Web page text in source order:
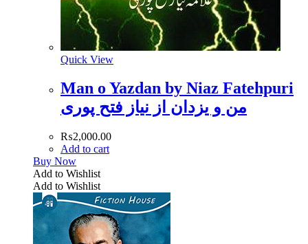
Quick View
Man o Yazdan by Niaz Fatehpuri
من و یزدان از نیاز فتح پوری
₨2,000.00
Add to cart
Buy Now
Add to Wishlist
Add to Wishlist